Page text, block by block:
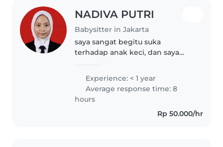
NADIVA PUTRI
Babysitter in Jakarta
saya sangat begitu suka
terhadap anak keci, dan saya
saya sejak dia masih bayi. spupu
saya cukup aktif. jadi saya sudah
terbiasa dengan keaktifan anak
Experience: < 1 year
Average response time: 8
hours
Rp 50.000/hr